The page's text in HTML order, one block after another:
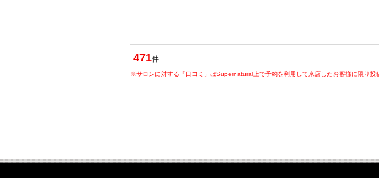
471件
※サロンに対する「口コミ」はSupernatural上で予約を利用して来店したお客様に限り投